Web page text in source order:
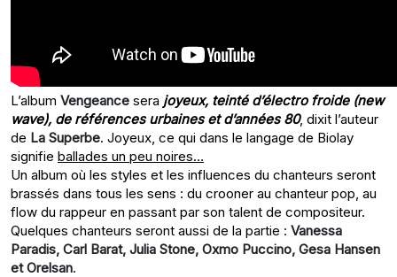
L’album Vengeance sera joyeux, teinté d’électro froide (new
wave), de références urbaines et d’années 80, dixit l’auteur
de La Superbe. Joyeux, ce qui dans le langage de Biolay
signifie ballades un peu noires…
Un album où les styles et les influences du chanteurs seront
brassés dans tous les sens : du crooner au chanteur pop, au
flow du rappeur en passant par son talent de compositeur.
Quelques chanteurs seront aussi de la partie : Vanessa
Paradis, Carl Barat, Julia Stone, Oxmo Puccino, Gesa Hansen
et Orelsan.